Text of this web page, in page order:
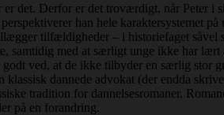
er det. Derfor er det troværdigt, når Peter
han hele karaktersystemet
tilfældigheder – i historiefaget
samtidig med at særligt unge ikke har
ved, at de ikke tilbyder en særlig stor
klassisk dannede advokat (der endda
tradition for dannelsesromaner.
på en forandring.